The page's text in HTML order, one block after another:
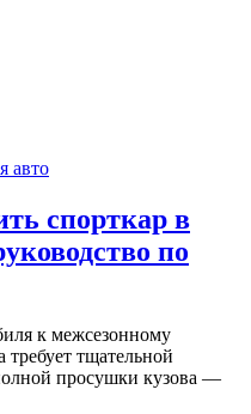
авто
спорткар в
по
к межсезонному
тщательной
просушки кузова —